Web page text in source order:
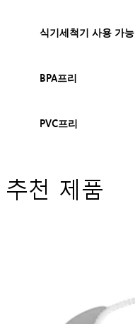
식기세척기 사용 가능
BPA프리
PVC프리
추천 제품